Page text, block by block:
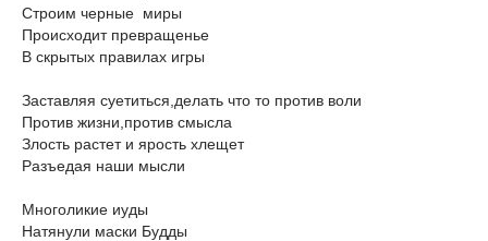
Строим черные миры
Происходит превращенье
В скрытых правилах игры
Заставляя суетиться,делать что то против воли
Против жизни,против смысла
Злость растет и ярость хлещет
Разъедая наши мысли
Многоликие иуды
Натянули маски Будды